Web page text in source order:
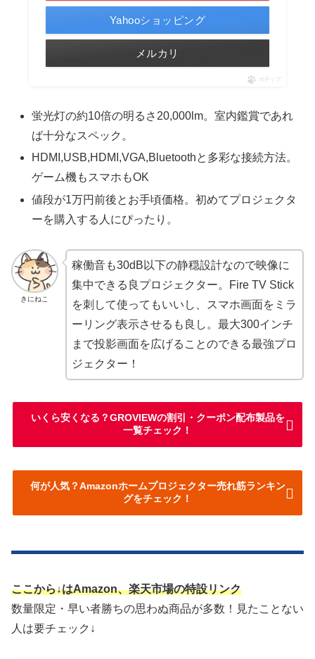
Yahooショッピング
メルカリ
ポチップ
蛍光灯の約10倍の明るさ20,000lm。室内鑑賞であれ
ば十分なスペック。
HDMI,USB,HDMI,VGA,Bluetoothと多彩な接続方法。
ゲーム機もスマホもOK
値段が1万円前後とお手頃価格。初めてプロジェクタ
ーを購入する人にぴったり。
きにねこ
稼働音も30dB以下の静穏設計なので映像に
集中できる良プロジェクター。Fire TV Stick
を刺して使ってもいいし、スマホ画面をミラ
ーリング表示させるも良し。最大300インチ
まで投影画面を広げることのできる最強プロ
ジェクター！
いくら安くなる？GROVIEWの割引・クーポン配布製品を
一覧チェック！
何が人気？Amazonホームプロジェクター売れ筋ランキン
グをチェック！
ここから↓はAmazon、楽天市場の特設リンク
数量限定・早い者勝ちの思わぬ商品が多数！見たことない
人は要チェック↓